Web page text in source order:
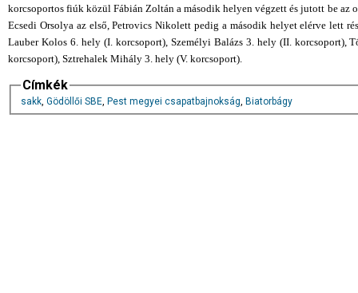
korcsoportos fiúk közül Fábián Zoltán a második helyen végzett és jutott be az
Ecsedi Orsolya az első, Petrovics Nikolett pedig a második helyet elérve lett
Lauber Kolos 6. hely (I. korcsoport), Személyi Balázs 3. hely (II. korcsoport),
korcsoport), Sztrehalek Mihály 3. hely (V. korcsoport).
Címkék
sakk, Gödöllői SBE, Pest megyei csapatbajnokság, Biatorbágy